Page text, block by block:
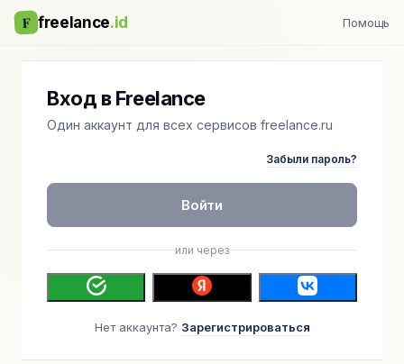
F freelance.id Помощь
Вход в Freelance
Один аккаунт для всех сервисов freelance.ru
Забыли пароль?
Войти
или через
Нет аккаунта? Зарегистрироваться